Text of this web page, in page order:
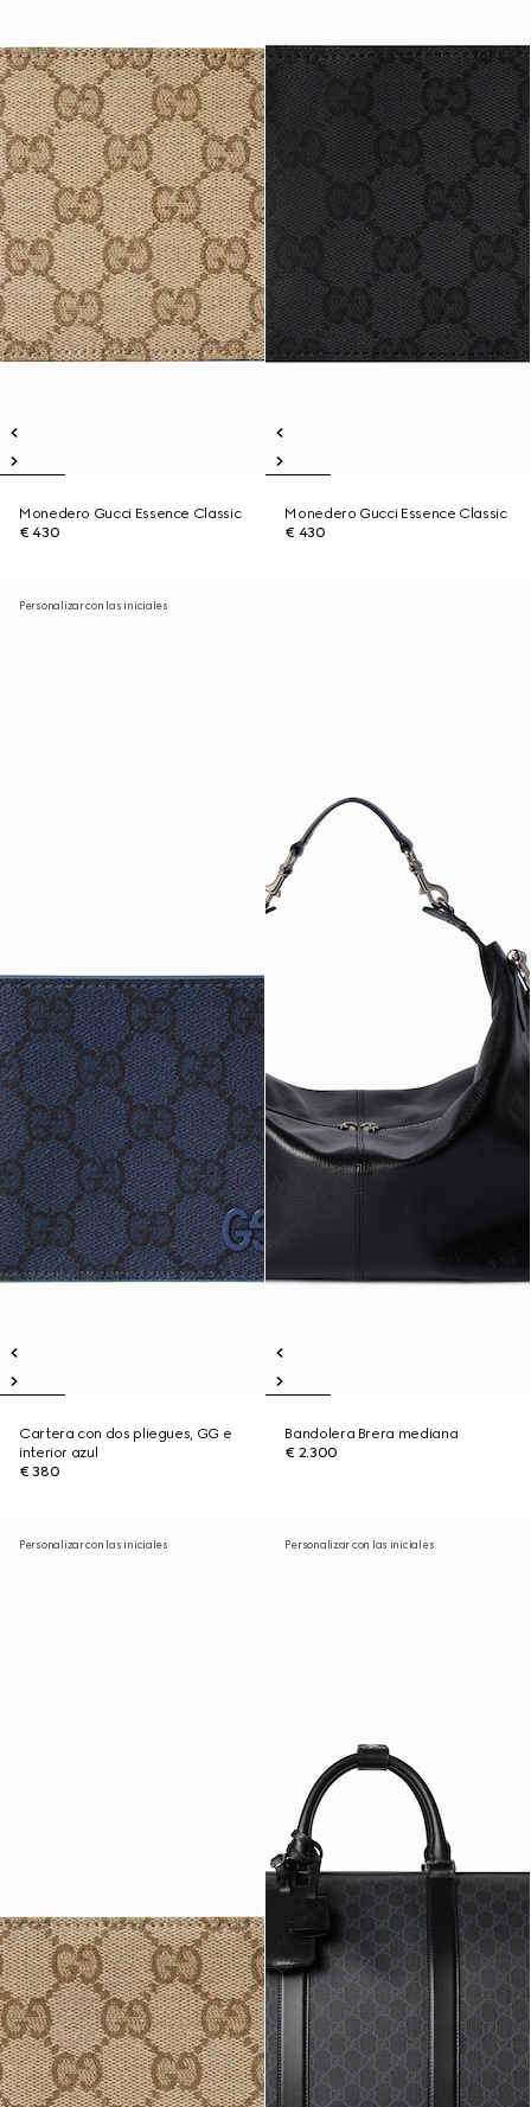
Monedero Gucci Essence Classic
€ 430
Monedero Gucci Essence Classic
€ 430
Personalizar con las iniciales
Cartera con dos pliegues, GG e
interior azul
€ 380
Bandolera Brera mediana
€ 2.300
Personalizar con las iniciales Personalizar con las iniciales